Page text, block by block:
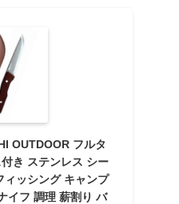
OUTDOOR フルタ
き ステンレス シー
ィッシング キャンプ
イフ 調理 薪割り バ